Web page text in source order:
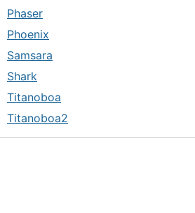
Phaser
Phoenix
Samsara
Shark
Titanoboa
Titanoboa2